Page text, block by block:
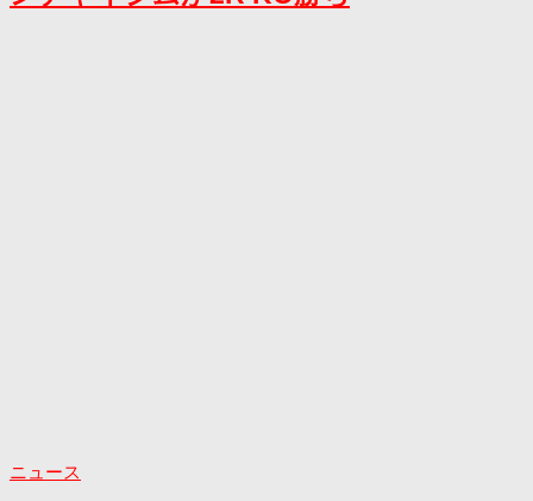
ニュース